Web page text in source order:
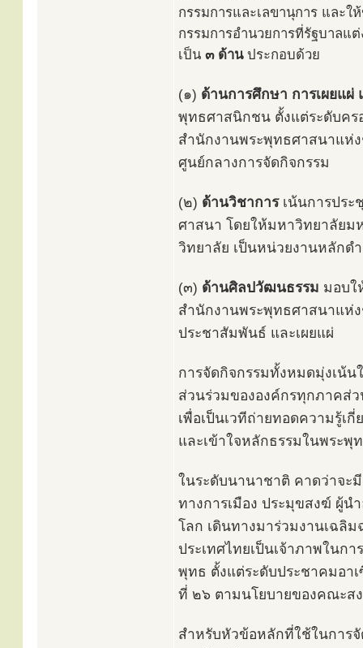
กรรมการและเลขานุการ และ
กรรมการอำนวยการที่รัฐบาลแ
เป็น ๓ ด้านประกอบด้วย
(๑) ด้านการศึกษา การเผยแ
พุทธศาสนิกชน ตั้งแต่ระดับค
สำนักงานพระพุทธศาสนาแห่
ศูนย์กลางการจัดกิจกรรม
(๒) ด้านวิชาการเน้นการประ
ศาสนา โดยให้มหาวิทยาลัย
วิทยาลัย เป็นหน่วยงานหลักด
(๓) ด้านศิลปวัฒนธรรม มอบใ
สำนักงานพระพุทธศาสนาแห่
ประชาสัมพันธ์ และเผยแผ่
การจัดกิจกรรมทั้งหมดมุ่งเน้น
ส่วนร่วมขององค์กรทุกภาคส่
เพื่อเป็นเวทีถ่ายทอดความรู้เ
และเข้าใจหลักธรรมในพระ
ในระดับนานาชาติ คาดว่าจะ
ทางการเมือง ประมุขสงฆ์ ผู้
โลก เดินทางมาร่วมงานเฉลิ
ประเทศไทยเป็นเจ้าภาพในก
พุทธ ตั้งแต่ระดับประชาคมอา
ที่ ๒๖ ตามนโยบายของคณะส
สำหรับหัวข้อหลักที่ใช้ในกา